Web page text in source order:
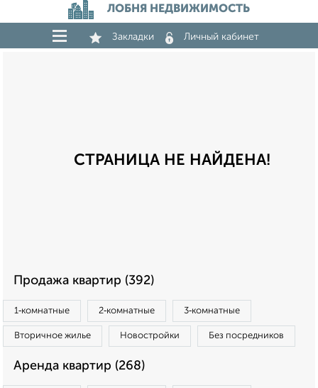
ЛОБНЯ НЕДВИЖИМОСТЬ
Закладки Личный кабинет
СТРАНИЦА НЕ НАЙДЕНА!
Продажа квартир (392)
1‑комнатные 2‑комнатные 3‑комнатные
Вторичное жилье Новостройки Без посредников
Аренда квартир (268)